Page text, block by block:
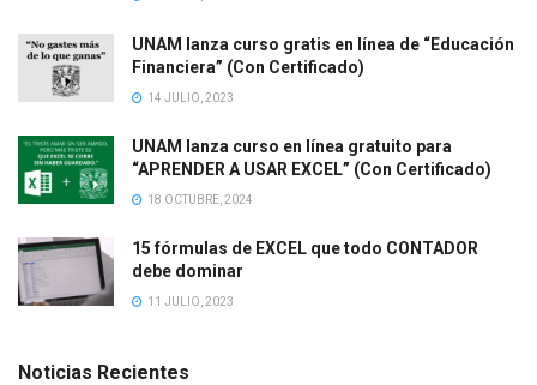
UNAM lanza curso gratis en línea de “Educación
Financiera” (Con Certificado)
14 JULIO, 2023
UNAM lanza curso en línea gratuito para
“APRENDER A USAR EXCEL” (Con Certificado)
18 OCTUBRE, 2024
15 fórmulas de EXCEL que todo CONTADOR
debe dominar
11 JULIO, 2023
Noticias Recientes